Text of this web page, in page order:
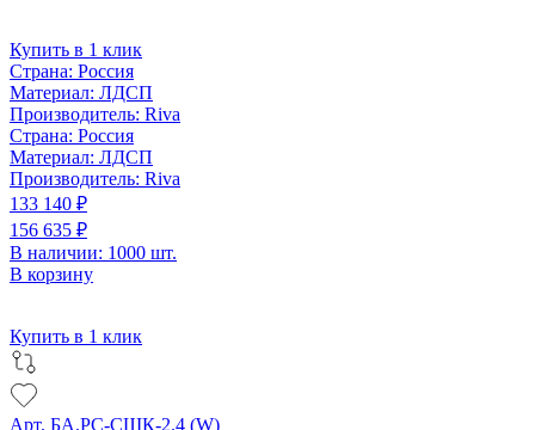
Купить в 1 клик
Страна: Россия
Материал: ЛДСП
Производитель: Riva
Страна: Россия
Материал: ЛДСП
Производитель: Riva
133 140 ₽
156 635 ₽
В наличии: 1000 шт.
В корзину
Купить в 1 клик
Арт. БА.РС-СШК-2.4 (W)